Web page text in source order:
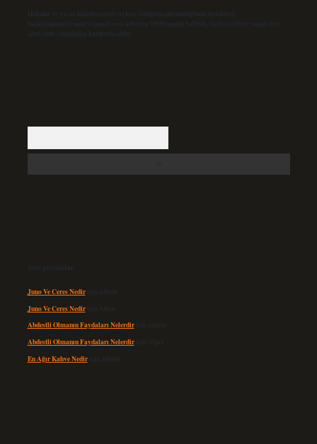
Hukuka ve yasal düzenlemelere aykırı olduğunu düşündüğünüz içerikleri,
backlinkpanelicomtr@gmail.com adresine bildirmeniz halinde, ilgili içerikler yasal süre
içerisinde sitemizden kaldırılacaktır.
Son yorumlar
Juno Ve Ceres Nediriçin admin
Juno Ve Ceres Nediriçin Altan
Abdestli Olmanın Faydaları Nelerdiriçin admin
Abdestli Olmanın Faydaları Nelerdiriçin Alper
En Ağır Kahve Nediriçin admin